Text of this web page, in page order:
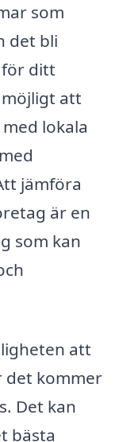
som
det bli
ditt
att
lokala
jämföra
är en
som kan
att
det kommer
Det kan
bästa